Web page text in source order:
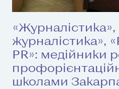
журналістика»,
PR»: медійники
школами